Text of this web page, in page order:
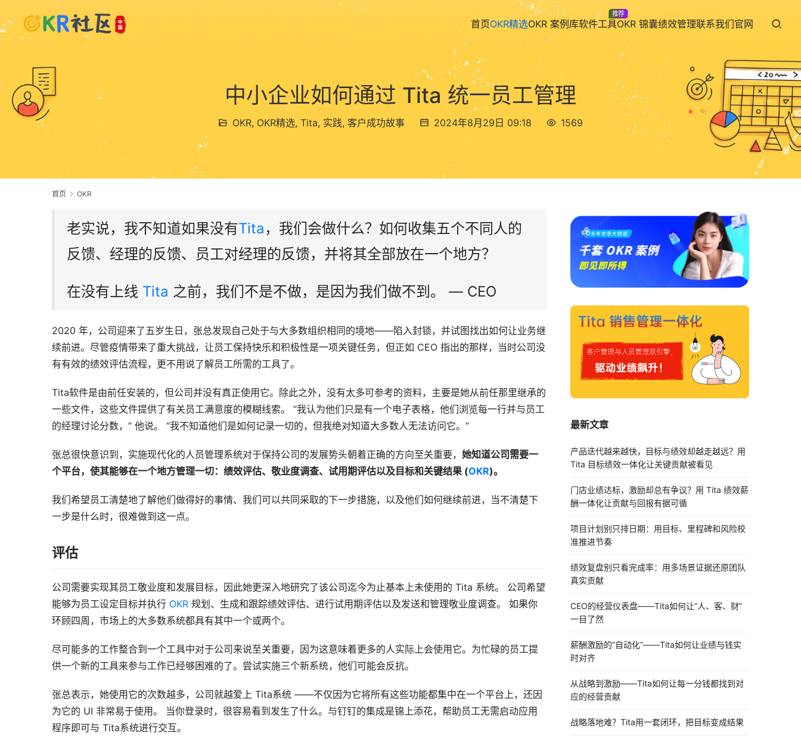
首页OKR精选OKR 案例库软件工具
推荐
OKR 锦囊绩效管理联系我们官网
中小企业如何通过 Tita 统一员工管理
OKR, OKR精选,Tita, 实践, 客户成功故事 2024年8月29日 09:18 1569
首页 OKR
老实说，我不知道如果没有Tita ，我们会做什么？如何收集五个不同人的
反馈、经理的反馈、员工对经理的反馈，并将其全部放在一个地方？
在没有上线 Tita 之前，我们不是不做，是因为我们做不到。 — CEO
2020 年，公司迎来了五岁生日，张总发现自己处于与大多数组织相同的境地——陷入封锁，并试图找出如何让业务继
续前进。尽管疫情带来了重大挑战，让员工保持快乐和积极性是一项关键任务，但正如 CEO 指出的那样，当时公司没
有有效的绩效评估流程，更不用说了解员工所需的工具了。
Tita软件是由前任安装的，但公司并没有真正使用它。除此之外，没有太多可参考的资料，主要是她从前任那里继承的
一些文件，这些文件提供了有关员工满意度的模糊线索。 “我认为他们只是有一个电子表格，他们浏览每一行并与员工
的经理讨论分数，” 他说。 “我不知道他们是如何记录一切的，但我绝对知道大多数人无法访问它。”
张总很快意识到，实施现代化的人员管理系统对于保持公司的发展势头朝着正确的方向至关重要， 她知道公司需要一
个平台，使其能够在一个地方管理一切：绩效评估、敬业度调查、试用期评估以及目标和关键结果 (OKR)。
我们希望员工清楚地了解他们做得好的事情、我们可以共同采取的下一步措施，以及他们如何继续前进，当不清楚下
一步是什么时，很难做到这一点。
评估
公司需要实现其员工敬业度和发展目标，因此她更深入地研究了该公司迄今为止基本上未使用的 Tita 系统。 公司希望
能够为员工设定目标并执行 OKR 规划、生成和跟踪绩效评估、进行试用期评估以及发送和管理敬业度调查。 如果你
环顾四周，市场上的大多数系统都具有其中一个或两个。
尽可能多的工作整合到一个工具中对于公司来说至关重要，因为这意味着更多的人实际上会使用它。为忙碌的员工提
供一个新的工具来参与工作已经够困难的了。尝试实施三个新系统，他们可能会反抗。
张总表示，她使用它的次数越多，公司就越爱上 Tita系统 ——不仅因为它将所有这些功能都集中在一个平台上，还因
为它的 UI 非常易于使用。 当你登录时，很容易看到发生了什么。与钉钉的集成是锦上添花，帮助员工无需启动应用
程序即可与 Tita系统进行交互。
最新文章
产品迭代越来越快，目标与绩效却越走越远？用
Tita 目标绩效一体化让关键贡献被看见
门店业绩达标，激励却总有争议？用 Tita 绩效薪
酬一体化让贡献与回报有据可循
项目计划别只排日期：用目标、里程碑和风险校
准推进节奏
绩效复盘别只看完成率：用多场景证据还原团队
真实贡献
CEO的经营仪表盘——Tita如何让“人、客、财”
一目了然
薪酬激励的“自动化”——Tita如何让业绩与钱实
时对齐
从战略到激励——Tita如何让每一分钱都找到对
应的经营贡献
战略落地难？Tita用一套闭环，把目标变成结果